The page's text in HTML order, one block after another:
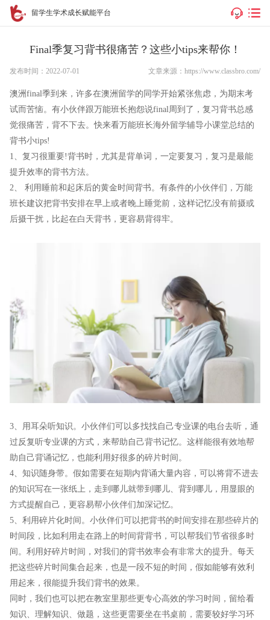
留学生学术成长赋能平台
Final季复习背书很痛苦？这些小tips来帮你！
发布时间：2022-07-01 文章来源：https://www.classbro.com/
澳洲final季到来，许多在澳洲留学的同学开始紧张焦虑，为期末考
试而苦恼。有小伙伴跟万能班长抱怨说final周到了，复习背书总感
觉很痛苦，背不下去。快来看万能班长海外留学辅导小课堂总结的
背书小tips!
1、复习很重要!背书时，尤其是背单词，一定要复习，复习是最能
提升效率的背书方法。
2、 利用睡前和起床后的黄金时间背书。有条件的小伙伴们，万能
班长建议把背书安排在早上或者晚上睡觉前，这样记忆没有前摄或
后摄干扰，比起在白天背书，更容易背得牢。
3、用耳朵听知识。小伙伴们可以多找找自己专业课的电台去听，通
过反复听专业课的方式，来帮助自己背书记忆。这样能很有效地帮
助自己背诵记忆，也能利用好很多的碎片时间。
4、知识随身带。假如需要在短期内背诵大量内容，可以将背不进去
的知识写在一张纸上，走到哪儿就带到哪儿、背到哪儿，用显眼的
方式提醒自己，更容易帮小伙伴们加深记忆。
5、利用碎片化时间。小伙伴们可以把背书的时间安排在那些碎片的
时间段，比如利用走在路上的时间背背书，可以帮我们节省很多时
间。利用好碎片时间，对我们的背书效率会有非常大的提升。每天
把这些碎片时间集合起来，也是一段不短的时间，假如能够有效利
用起来，很能提升我们背书的效果。
同时，我们也可以把在教室里那些更专心高效的学习时间，留给看
知识、理解知识、做题，这些更需要坐在书桌前，需要较好学习环